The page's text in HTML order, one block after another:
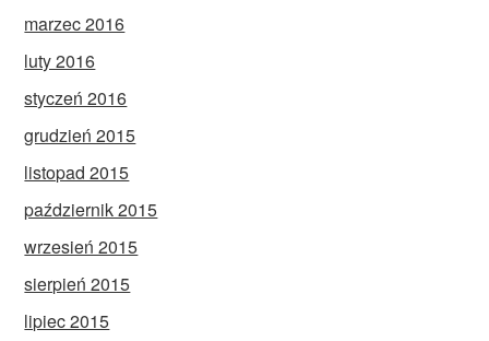
marzec 2016
luty 2016
styczeń 2016
grudzień 2015
listopad 2015
październik 2015
wrzesień 2015
sierpień 2015
lipiec 2015